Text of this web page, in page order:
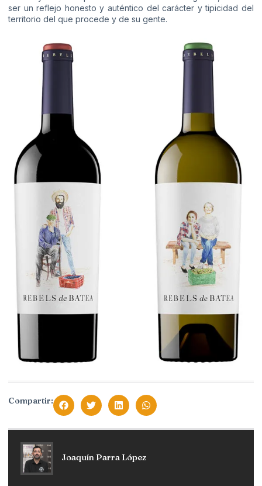
ser un reflejo honesto y auténtico del carácter y tipicidad del
territorio del que procede y de su gente.
Compartir:
Joaquín Parra López